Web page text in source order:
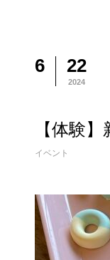
6 22
2024
【体験
イベント